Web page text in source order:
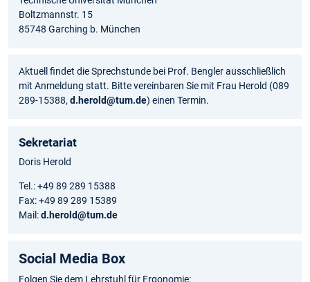
Boltzmannstr. 15
85748 Garching b. München
Aktuell findet die Sprechstunde bei Prof. Bengler ausschließlich
mit Anmeldung statt. Bitte vereinbaren Sie mit Frau Herold (089
289-15388, d.herold@tum.de) einen Termin.
Sekretariat
Doris Herold
Tel.: +49 89 289 15388
Fax: +49 89 289 15389
Mail:d.herold@tum.de
Social Media Box
Folgen Sie dem Lehrstuhl für Ergonomie: